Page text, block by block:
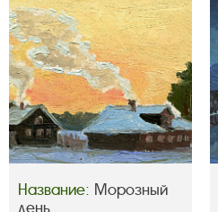
Название: Морозный